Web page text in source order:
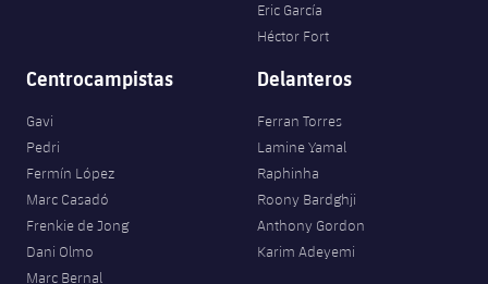
Eric García
Héctor Fort
Centrocampistas
Gavi
Pedri
Fermín López
Marc Casadó
Frenkie de Jong
Dani Olmo
Marc Bernal
Delanteros
Ferran Torres
Lamine Yamal
Raphinha
Roony Bardghji
Anthony Gordon
Karim Adeyemi